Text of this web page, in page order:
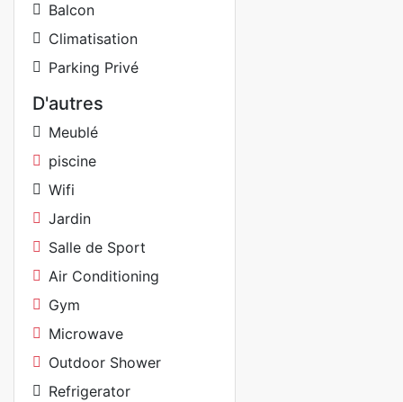
Balcon
Climatisation
Parking Privé
D'autres
Meublé
piscine
Wifi
Jardin
Salle de Sport
Air Conditioning
Gym
Microwave
Outdoor Shower
Refrigerator